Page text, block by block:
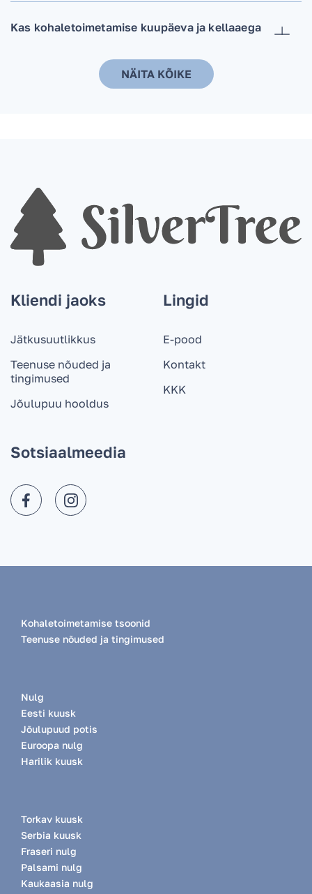
Kas kohaletoimetamise kuupäeva ja kellaaega
Kas jõulupuu tellimisel on vaja tellida ka lisa
keskkonnasõbralikumad võrreldes lõigatud
puudega?
Millal on parim aeg jõulupuu tellimiseks?
Kui kiiresti suudate te jõulupuu kohale
Millistel juhtudel jõulupuu asendatakse?
Kas nulgu on võimalik õues hoida: klaasist
Kuidas maksta jõulupuu või aluse eest?
Kas väljastate ka arveid ettevõtetele?
Kas jõulupuu on võimalik tellida, kui elan
väljaspool Tallinnat või Tartut?
Mis on puu tüve läbimõõt? Kui suur on
jõulupuu alumise võra läbimõõt?
NÄITA KÕIKE
Kliendi jaoks
Jätkusuutlikkus
Teenuse nõuded ja
tingimused
Jõulupuu hooldus
Lingid
E-pood
Kontakt
KKK
Sotsiaalmeedia
Kohaletoimetamise tsoonid
Teenuse nõuded ja tingimused
Nulg
Eesti kuusk
Jõulupuud potis
Euroopa nulg
Harilik kuusk
Torkav kuusk
Serbia kuusk
Fraseri nulg
Palsami nulg
Kaukaasia nulg